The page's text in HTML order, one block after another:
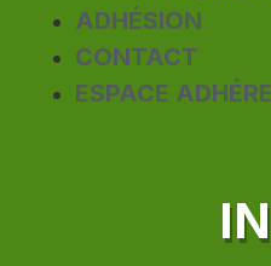
ADHÉSION
CONTACT
ESPACE